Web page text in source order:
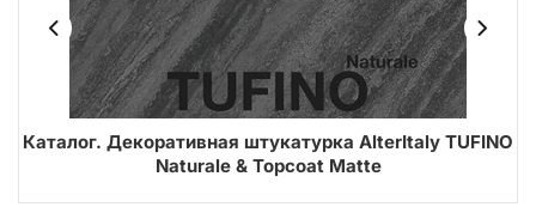
Каталог. Декоративная штукатурка AlterItaly TUFINO
Naturale & Topcoat Matte